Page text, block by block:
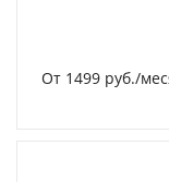
От 1499 руб./